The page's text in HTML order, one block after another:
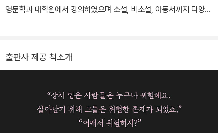
영문학과 대학원에서 강의하였으며 소설, 비소설, 아동서까지 다양한
함께한 화요일』, 『파이 이야기』, 『우리는 사랑일까』, 『마시멜로 이야
머물다』를 썼다.
출판사 제공 책소개